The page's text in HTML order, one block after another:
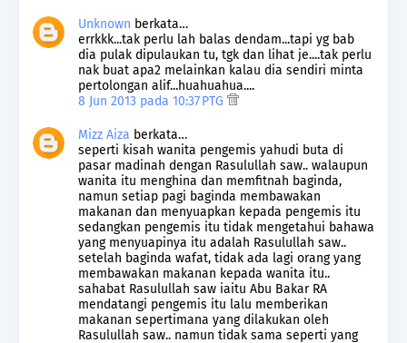
Unknown berkata…
errkkk...tak perlu lah balas dendam...tapi yg bab
dia pulak dipulaukan tu, tgk dan lihat je....tak perlu
nak buat apa2 melainkan kalau dia sendiri minta
pertolongan alif...huahuahua....
8 Jun 2013 pada 10:37 PTG
Mizz Aiza berkata…
seperti kisah wanita pengemis yahudi buta di
pasar madinah dengan Rasulullah saw.. walaupun
wanita itu menghina dan memfitnah baginda,
namun setiap pagi baginda membawakan
makanan dan menyuapkan kepada pengemis itu
sedangkan pengemis itu tidak mengetahui bahawa
yang menyuapinya itu adalah Rasulullah saw..
setelah baginda wafat, tidak ada lagi orang yang
membawakan makanan kepada wanita itu..
sahabat Rasulullah saw iaitu Abu Bakar RA
mendatangi pengemis itu lalu memberikan
makanan sepertimana yang dilakukan oleh
Rasulullah saw.. namun tidak sama seperti yang